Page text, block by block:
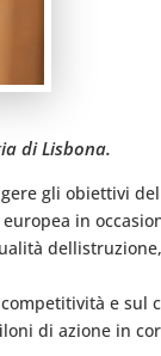
di Lisbona.
gli obiettivi
in
e sul
di azione in